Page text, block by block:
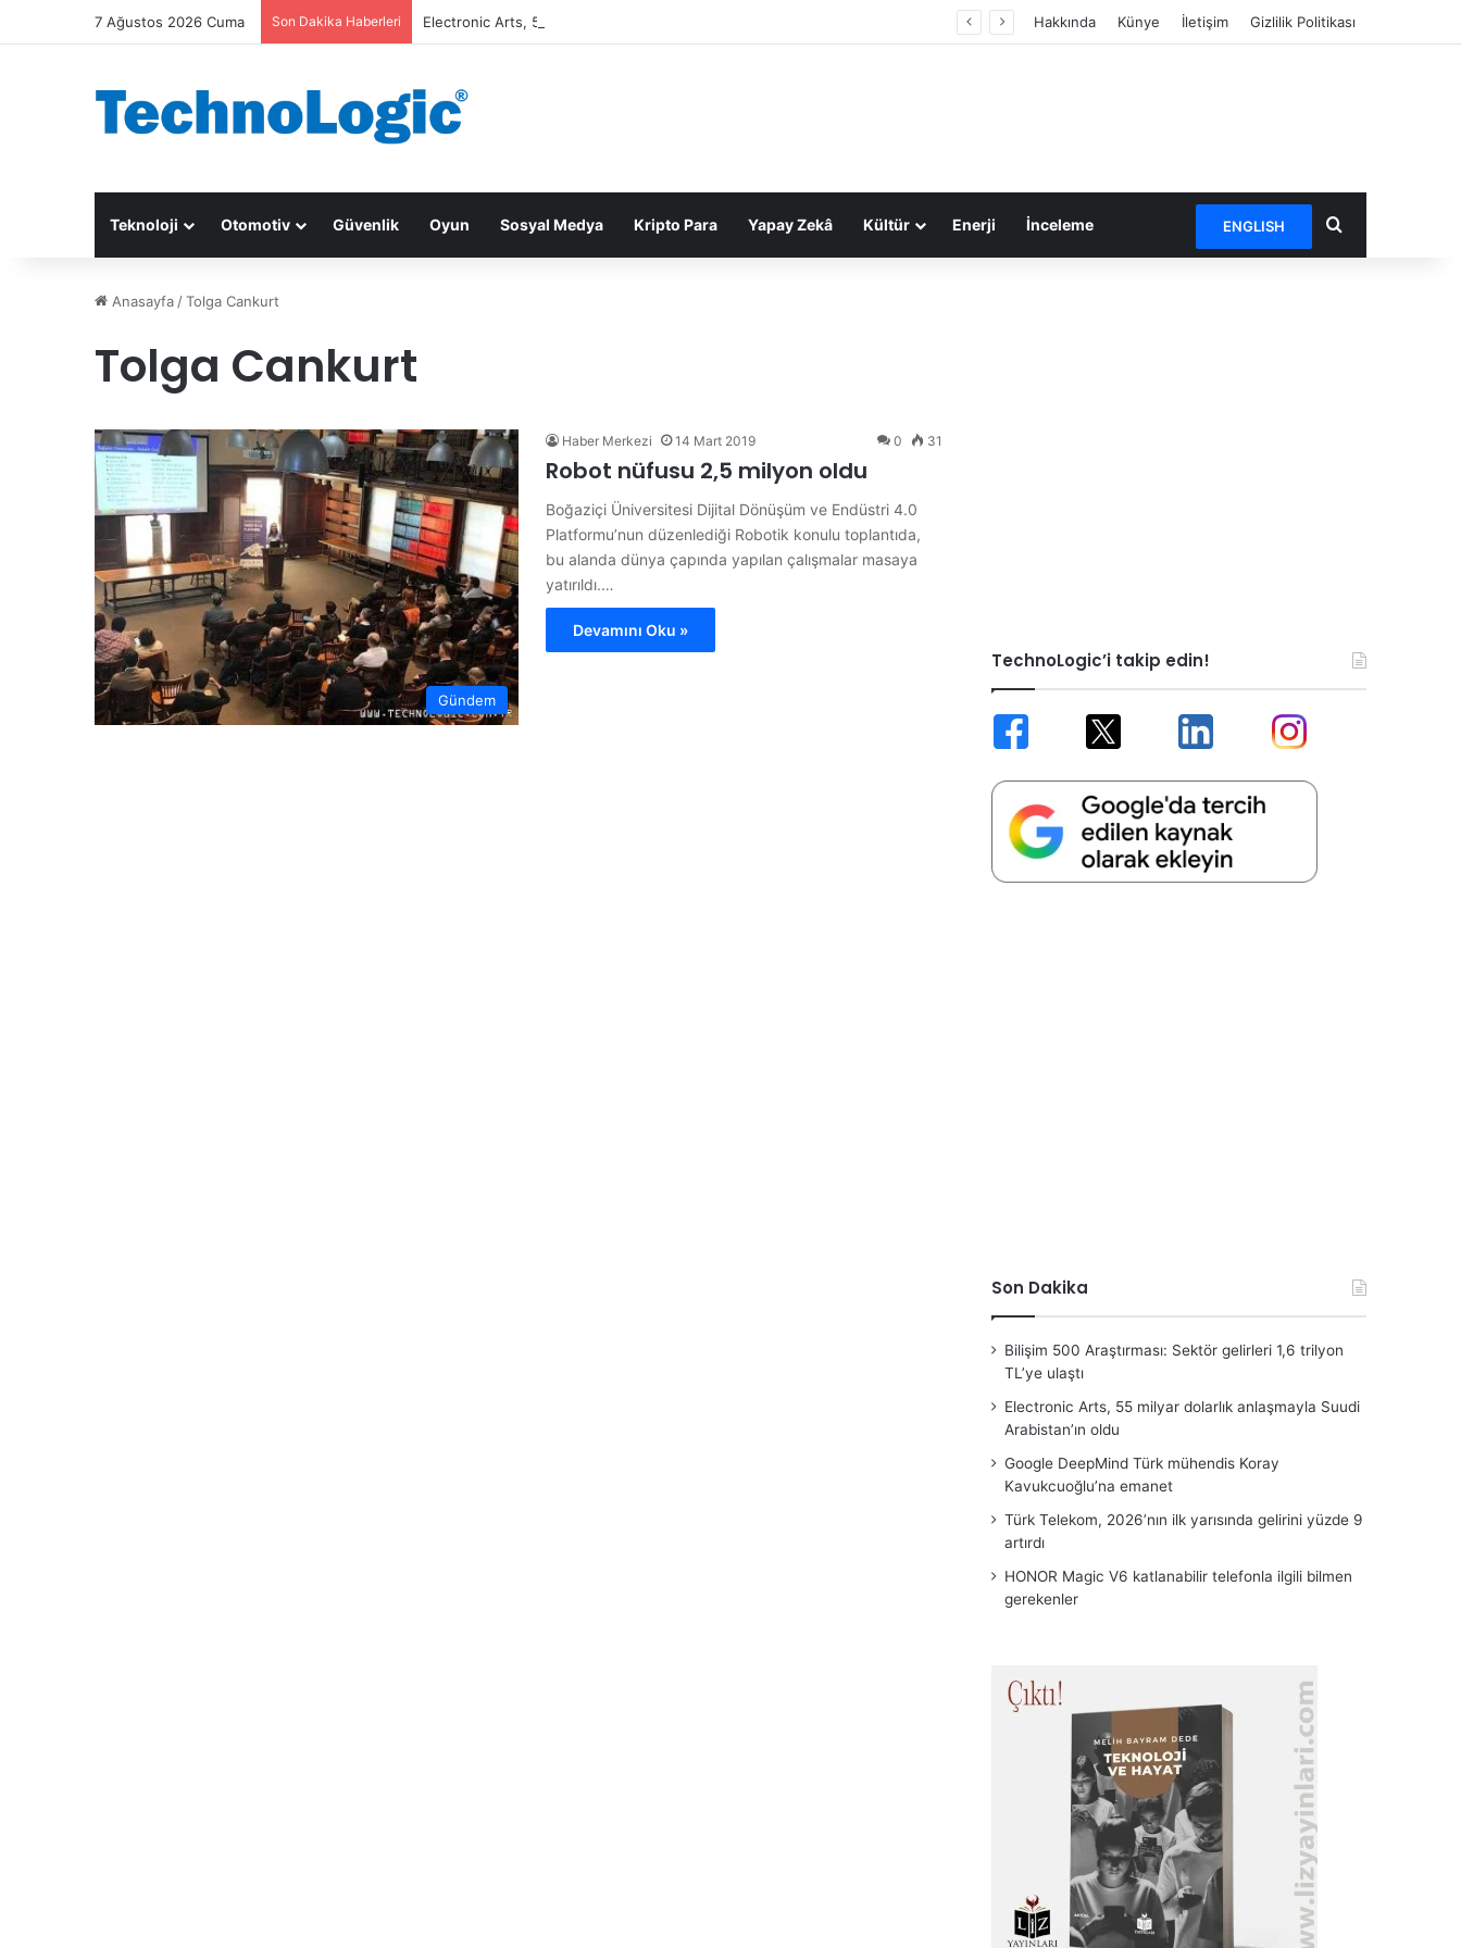
7 Ağustos 2026 Cuma Son Dakika Haberleri Electronic Arts, 55 milyar dolarlık anlaşmayla Suudi Arabistan’ın oldu Hakkında Künye İletişim Gizlilik Politikası
Teknoloji Otomotiv Güvenlik Oyun Sosyal Medya Kripto Para Yapay Zekâ Kültür Enerji İnceleme ENGLISH Arama yap ...
Anasayfa /Tolga Cankurt
Tolga Cankurt
Gündem
Haber Merkezi 14 Mart 2019 0 31
Robot nüfusu 2,5 milyon oldu
Boğaziçi Üniversitesi Dijital Dönüşüm ve Endüstri 4.0
Platformu’nun düzenlediği Robotik konulu toplantıda,
bu alanda dünya çapında yapılan çalışmalar masaya
yatırıldı.…
Devamını Oku »
TechnoLogic’i takip edin!
Son Dakika
Bilişim 500 Araştırması: Sektör gelirleri 1,6 trilyon
TL’ye ulaştı
Electronic Arts, 55 milyar dolarlık anlaşmayla Suudi
Arabistan’ın oldu
Google DeepMind Türk mühendis Koray
Kavukcuoğlu’na emanet
Türk Telekom, 2026’nın ilk yarısında gelirini yüzde 9
artırdı
HONOR Magic V6 katlanabilir telefonla ilgili bilmen
gerekenler